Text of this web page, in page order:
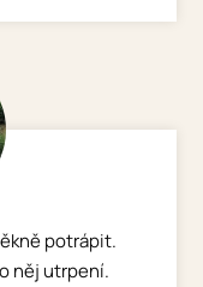
potrápit.
něj utrpení.